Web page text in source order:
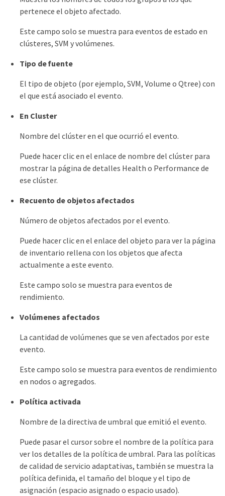
pertenece el objeto afectado.
Este campo solo se muestra para eventos de estado en
clústeres, SVM y volúmenes.
Tipo de fuente
El tipo de objeto (por ejemplo, SVM, Volume o Qtree) con
el que está asociado el evento.
En Cluster
Nombre del clúster en el que ocurrió el evento.
Puede hacer clic en el enlace de nombre del clúster para
mostrar la página de detalles Health o Performance de
ese clúster.
Recuento de objetos afectados
Número de objetos afectados por el evento.
Puede hacer clic en el enlace del objeto para ver la página
de inventario rellena con los objetos que afecta
actualmente a este evento.
Este campo solo se muestra para eventos de
rendimiento.
Volúmenes afectados
La cantidad de volúmenes que se ven afectados por este
evento.
Este campo solo se muestra para eventos de rendimiento
en nodos o agregados.
Política activada
Nombre de la directiva de umbral que emitió el evento.
Puede pasar el cursor sobre el nombre de la política para
ver los detalles de la política de umbral. Para las políticas
de calidad de servicio adaptativas, también se muestra la
política definida, el tamaño del bloque y el tipo de
asignación (espacio asignado o espacio usado).